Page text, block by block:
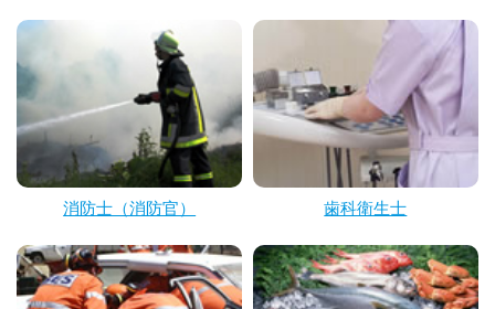
消防士（消防官） 歯科衛生士